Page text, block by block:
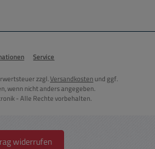
Service
zzgl.Versandkosten und ggf.
wenn nicht anders angegeben.
- Alle Rechte vorbehalten.
widerrufen